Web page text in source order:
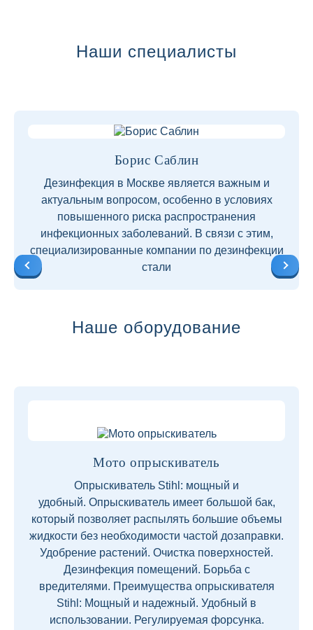
Наши специалисты
Борис Саблин
Дезинфекция в Москве является важным и
актуальным вопросом, особенно в условиях
повышенного риска распространения
инфекционных заболеваний. В связи с этим,
специализированные компании по дезинфекции
стали
Наше оборудование
Мото опрыскиватель
Опрыскиватель Stihl: мощный и
удобный. Опрыскиватель имеет большой бак,
который позволяет распылять большие объемы
жидкости без необходимости частой дозаправки.
Удобрение растений. Очистка поверхностей.
Дезинфекция помещений. Борьба с
вредителями. Преимущества опрыскивателя
Stihl: Мощный и надежный. Удобный в
использовании. Регулируемая форсунка.